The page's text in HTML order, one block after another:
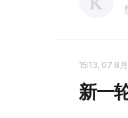
15:13, 07 8
新一